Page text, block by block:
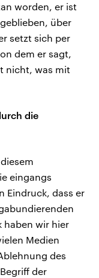
worden, er ist
über
setzt sich per
dem er sagt,
nicht, was mit
die
eingangs
Eindruck, dass er
haben wir hier
Medien
des
der